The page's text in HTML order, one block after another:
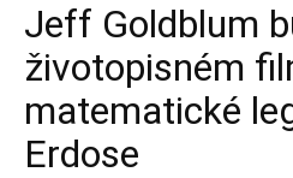
Jeff Goldblum
životopisném
matematické
Erdose